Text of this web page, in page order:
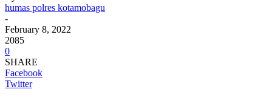
humas polres kotamobagu
-
February 8, 2022
2085
0
SHARE
Facebook
Twitter